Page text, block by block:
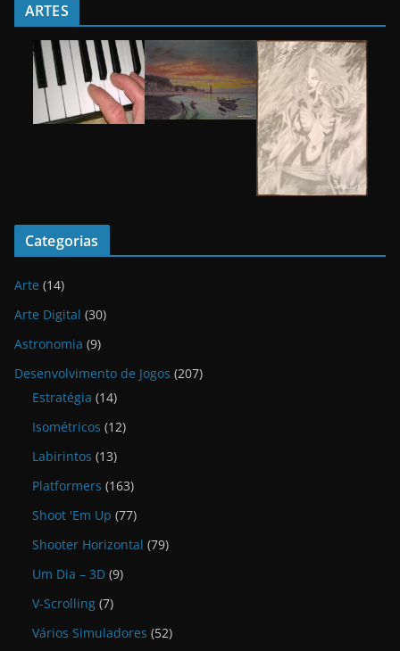
ARTES
Categorias
Arte (14)
Arte Digital (30)
Astronomia (9)
Desenvolvimento de Jogos (207)
Estratégia (14)
Isométricos (12)
Labirintos (13)
Platformers (163)
Shoot 'Em Up (77)
Shooter Horizontal (79)
Um Dia – 3D (9)
V-Scrolling (7)
Vários Simuladores (52)